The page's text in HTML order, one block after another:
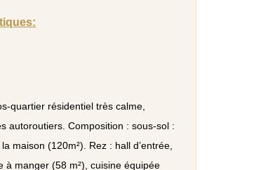
quartier résidentiel très calme,
autoroutiers. Composition : sous-sol :
maison (120m²). Rez : hall d’entrée,
à manger (58 m²), cuisine équipée